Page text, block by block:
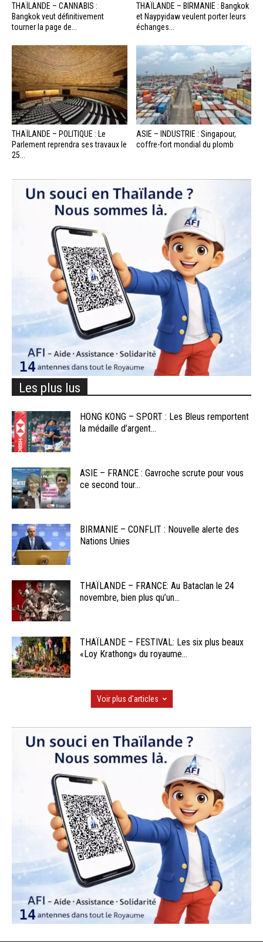
THAÏLANDE – CANNABIS :
Bangkok veut définitivement
tourner la page de...
THAÏLANDE – BIRMANIE : Bangkok
et Naypyidaw veulent porter leurs
échanges...
THAÏLANDE – POLITIQUE : Le
Parlement reprendra ses travaux le
25...
ASIE – INDUSTRIE : Singapour,
coffre-fort mondial du plomb
Les plus lus
HONG KONG – SPORT : Les Bleus remportent
la médaille d’argent...
ASIE – FRANCE : Gavroche scrute pour vous
ce second tour...
BIRMANIE – CONFLIT : Nouvelle alerte des
Nations Unies
THAÏLANDE – FRANCE: Au Bataclan le 24
novembre, bien plus qu’un...
THAÏLANDE – FESTIVAL: Les six plus beaux
«Loy Krathong» du royaume...
Voir plus d'articles